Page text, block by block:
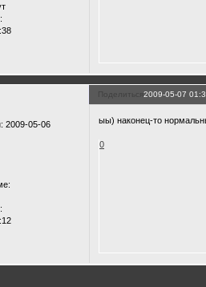
Поделиться2009-05-07
: 2009-05-06
ыы) наконец-то
0